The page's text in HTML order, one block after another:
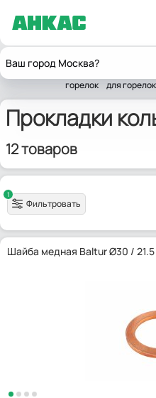
Ваш город Москва?
Главная
Запчасти
горелок
для горелок
Прокладки
12 товаров
1
Фильтровать
Шайба медная Baltur Ø30 / 21.5